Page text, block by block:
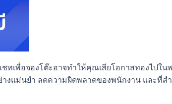
เพื่อจองโต๊ะอาจทำให้คุณเสียโอกาสทองไปใน
งแม่นยำ ลดความผิดพลาดของพนักงาน และที่